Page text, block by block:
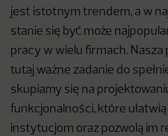
jest istotnym trendem, a w
stanie się być może
pracy w wielu firmach. Nasza
tutaj ważne zadanie do
skupiamy się na
funkcjonalności, które
instytucjom oraz pozwolą im